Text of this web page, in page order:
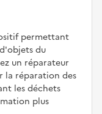
permettant
du
un réparateur
la réparation des
les déchets
plus